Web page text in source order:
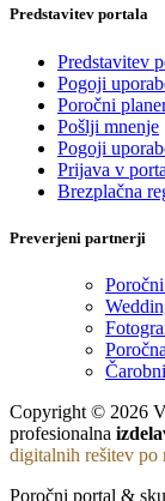
Predstavitev portala
Predstavitev
Pogoji
Poročni
Pošlji mnenje
Pogoji
Prijava v
Brezplačna
Preverjeni partnerji
Copyright © 2026
profesionalna
digitalnih rešitev po
Poročni portal &